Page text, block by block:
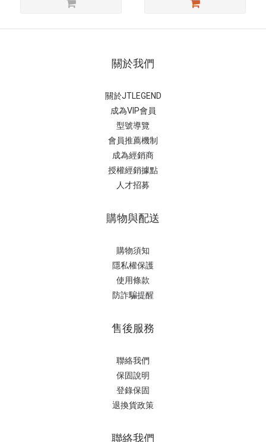
關於我們
關於JTLEGEND
成為VIP會員
型號導覽
會員推薦機制
成為經銷商
授權經銷據點
人才招募
購物與配送
購物須知
隱私權保護
使用條款
防詐騙提醒
售後服務
聯絡我們
保固說明
登錄保固
退換貨政策
聯絡我們